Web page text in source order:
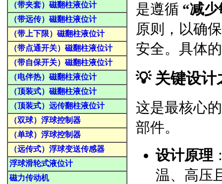
（带夹套）磁翻柱液位计
（带远传）磁翻柱液位计
（带上下限）磁翻柱液位计
（带点通开关）磁翻柱液位计
（带自保开关）磁翻柱液位计
（电伴热）磁翻柱液位计
（顶装式）磁翻柱液位计
（顶装式）远传翻柱液位计
（双球）浮球控制器
（单球）浮球控制器
（远传式）浮球变送传感器
浮球滑轮式液位计
磁力传动机
是遵循 “减
原则，以确
安全。具体
💡 关键设计
这是最核心
部件。
设计原理
温、高压